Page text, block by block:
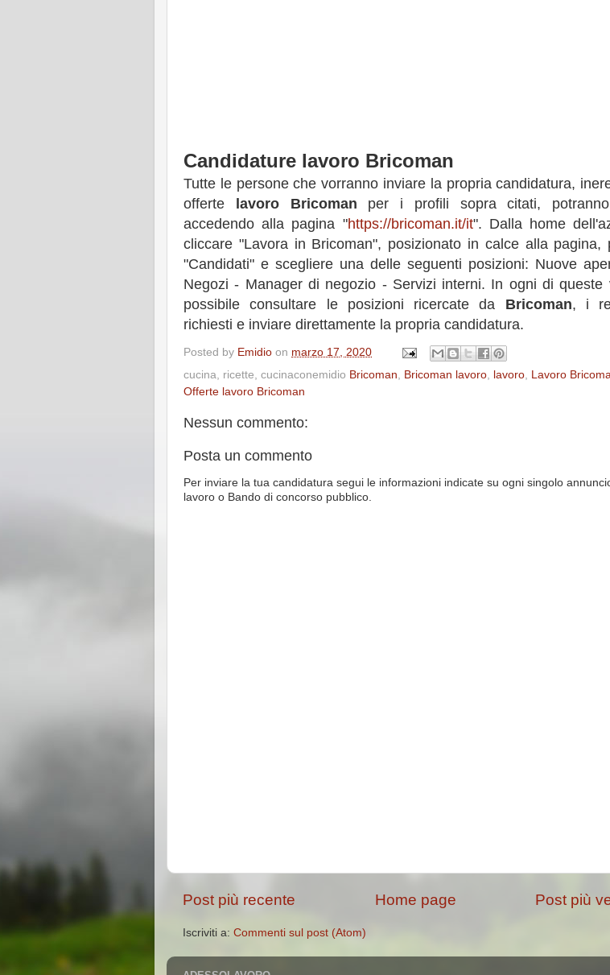
Candidature lavoro Bricoman
Tutte le persone che vorranno inviare la propria candidatura,
offerte lavoro Bricoman per i profili sopra citati,
accedendo alla pagina "https://bricoman.it/it". Dalla home
cliccare "Lavora in Bricoman", posizionato in calce alla pagina,
"Candidati" e scegliere una delle seguenti posizioni: Nuove
Negozi - Manager di negozio - Servizi interni. In ogni di queste
possibile consultare le posizioni ricercate da Bricoman, i
richiesti e inviare direttamente la propria candidatura.
Posted by Emidio on marzo 17, 2020
cucina, ricette, cucinaconemidio Bricoman, Bricoman lavoro, lavoro, Lavoro
Offerte lavoro Bricoman
Nessun commento:
Posta un commento
Per inviare la tua candidatura segui le informazioni indicate su ogni singolo
lavoro o Bando di concorso pubblico.
Post più recente Post più
Home page
Iscriviti a: Commenti sul post (Atom)